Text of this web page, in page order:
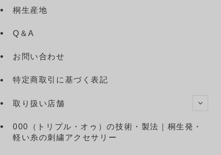
桐生産地
Q＆A
お問い合わせ
特定商取引に基づく表記
取り扱い店舗
000（トリプル・オゥ）の技術・製法｜桐生発・
軽い糸の刺繍アクセサリー